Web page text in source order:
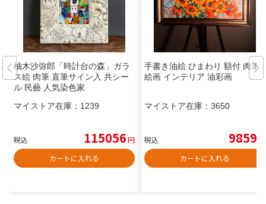
柚木沙弥郎「時計台の森」ガラ
ス絵 肉筆 直筆サイン入 共シー
ル 民藝 人気染色家
マイストア在庫： 1239
税込 115056円
カートに入れる
手書き油絵 ひまわり 額付 肉筆
絵画 インテリア 油彩画
マイストア在庫： 3650
税込 9859
カートに入れる